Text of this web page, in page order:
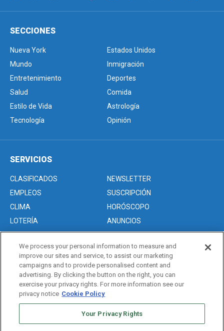
SECCIONES
Nueva York
Estados Unidos
Mundo
Inmigración
Entretenimiento
Deportes
Salud
Comida
Estilo de Vida
Astrología
Tecnología
Opinión
SERVICIOS
CLASIFICADOS
NEWSLETTER
EMPLEOS
SUSCRIPCIÓN
CLIMA
HORÓSCOPO
LOTERÍA
ANUNCIOS
Acerca de nosotros
Advertise with Us/Anuncios
Politica de Privacidad
Editorial Guidelines
We process your personal information to measure and
improve our sites and service, to assist our marketing
campaigns and to provide personalised content and
advertising. By clicking the button on the right, you can
exercise your privacy rights. For more information see our
privacy notice Cookie Policy
Your Privacy Rights